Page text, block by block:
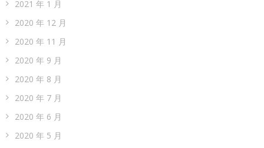
2021 年 1 月
2020 年 12 月
2020 年 11 月
2020 年 9 月
2020 年 8 月
2020 年 7 月
2020 年 6 月
2020 年 5 月